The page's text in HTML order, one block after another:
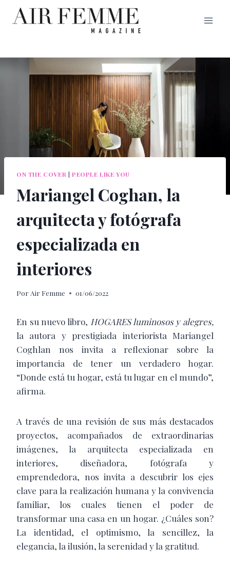
Saltar
ON THE COVER | PEOPLE LIKE YOU
Mariangel Coghan, la
arquitecta y fotógrafa
especializada en
interiores
Por Air Femme 01/06/2022
En su nuevo libro, HOGARES luminosos y alegres,
la autora y prestigiada interiorista Mariangel
Coghlan nos invita a reflexionar sobre la
importancia de tener un verdadero hogar.
“Donde está tu hogar, está tu lugar en el mundo”,
afirma.
A través de una revisión de sus más destacados
proyectos, acompañados de extraordinarias
imágenes, la arquitecta especializada en
interiores, diseñadora, fotógrafa y
emprendedora, nos invita a descubrir los ejes
clave para la realización humana y la convivencia
familiar, los cuales tienen el poder de
transformar una casa en un hogar. ¿Cuáles son?
La identidad, el optimismo, la sencillez, la
elegancia, la ilusión, la serenidad y la gratitud.